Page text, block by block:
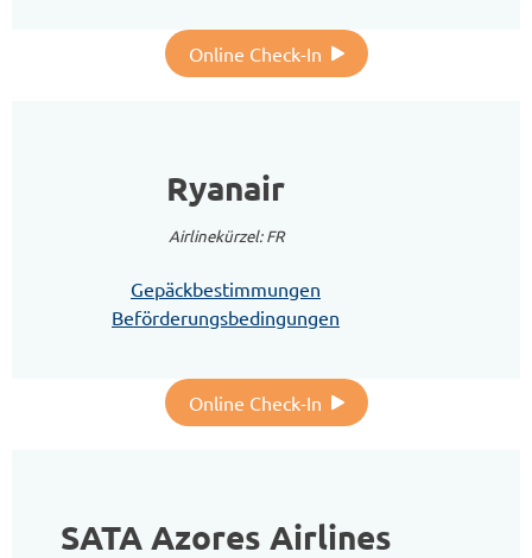
Online Check-In
Ryanair
Airlinekürzel: FR
Gepäckbestimmungen
Beförderungsbedingungen
Online Check-In
SATA Azores Airlines